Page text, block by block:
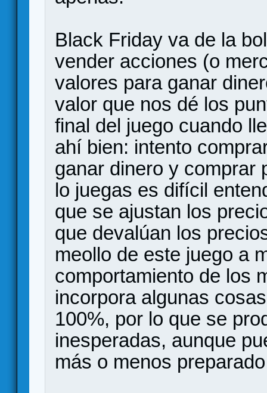
Black Friday va de la
vender acciones (o
valores para ganar
valor que nos dé los
final del juego cuando
ahí bien: intento
ganar dinero y comprar
lo juegas es difícil
que se ajustan los
que devalúan los
meollo de este juego a
comportamiento de los
incorpora algunas
100%, por lo que se
inesperadas, aunque
más o menos